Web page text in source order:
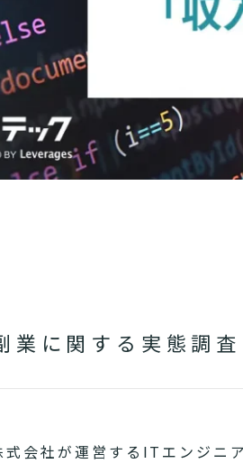
業に関する実態調査
会社が運営するITエンジニ